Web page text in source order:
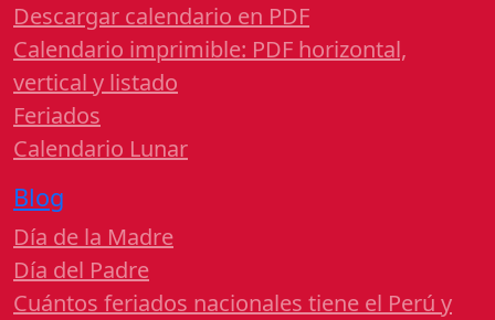
Descargar calendario en PDF
Calendario imprimible: PDF horizontal,
vertical y listado
Feriados
Calendario Lunar
Blog
Día de la Madre
Día del Padre
Cuántos feriados nacionales tiene el Perú y